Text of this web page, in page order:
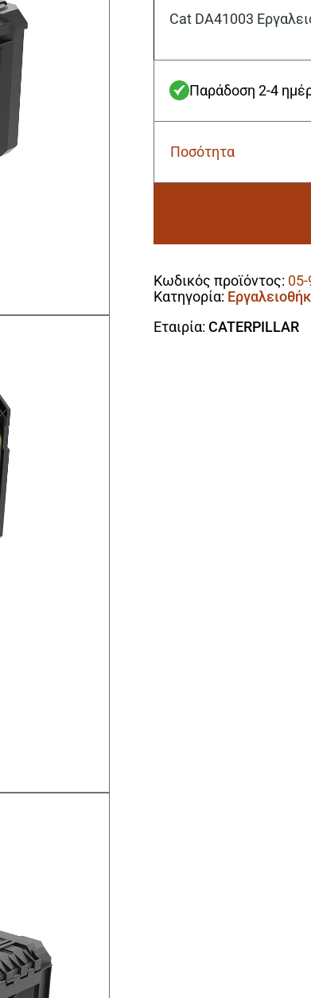
Cat DA41003
Παράδοση 2-4
Ποσότητα
Cat
Κωδικός προϊόντος:
Κατηγορία:
Εταιρία: CATERPILLAR